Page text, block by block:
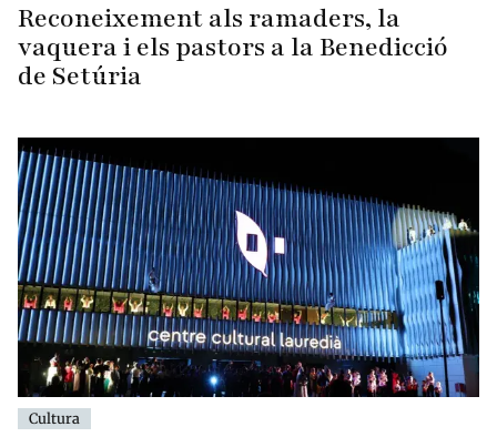
Reconeixement als ramaders, la
vaquera i els pastors a la Benedicció
de Setúria
Cultura